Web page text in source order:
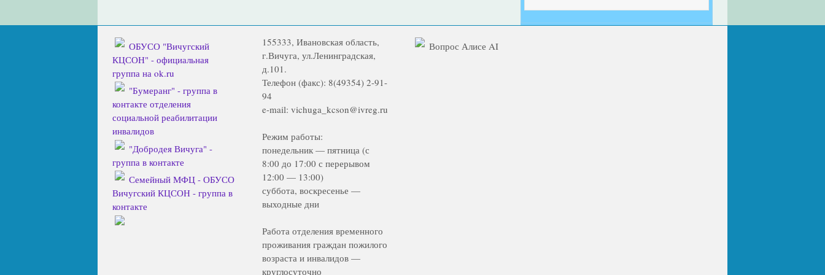
ОБУСО "Вичугский
КЦСОН" - официальная
группа на ok.ru
"Бумеранг" - группа в
контакте отделения
социальной реабилитации
инвалидов
"Добродея Вичуга" -
группа в контакте
Семейный МФЦ - ОБУСО
Вичугский КЦСОН - группа в
контакте
155333, Ивановская область,
г.Вичуга, ул.Ленинградская,
д.101.
Телефон (факс): 8(49354) 2-91-
94
e-mail: vichuga_kcson@ivreg.ru
Режим работы:
понедельник — пятница (с
8:00 до 17:00 с перерывом
12:00 — 13:00)
суббота, воскресенье —
выходные дни
Работа отделения временного
проживания граждан пожилого
возраста и инвалидов —
круглосуточно
Вопрос Алисе AI